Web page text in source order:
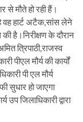
से मौते हो रही हैं।
है वह हार्ट अटैक,सांस लेने
है।निरीक्षण के दौरान
त्रिपाठी,राजस्व
पीएल मौर्य की कार्यों
पी एल मौर्य
सुधार हो जाएगा
उप जिलाधिकारी द्वारा